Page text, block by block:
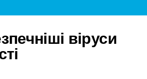
віруси